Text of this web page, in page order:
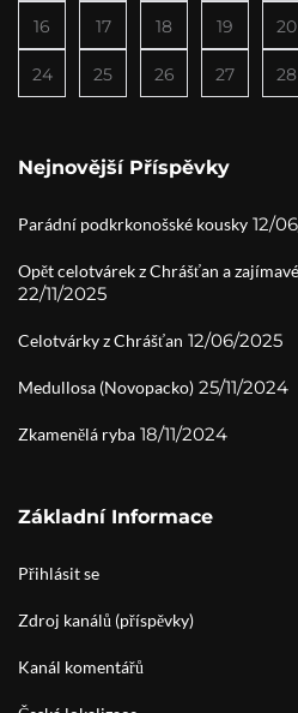
16 17 18 19 20
24 25 26 27 28
Nejnovější Příspěvky
Parádní podkrkonošské kousky 12/
Opět celotvárek z Chrášťan a
22/11/2025
Celotvárky z Chrášťan 12/06/2025
Medullosa (Novopacko) 25/11/2024
Zkamenělá ryba 18/11/2024
Základní Informace
Přihlásit se
Zdroj kanálů (příspěvky)
Kanál komentářů